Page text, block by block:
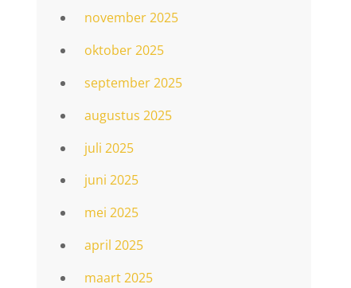
november 2025
oktober 2025
september 2025
augustus 2025
juli 2025
juni 2025
mei 2025
april 2025
maart 2025